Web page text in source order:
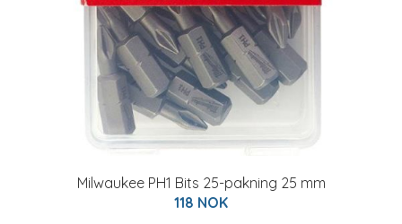
Milwaukee PH1 Bits 25-pakning 25 mm
118 NOK